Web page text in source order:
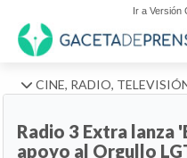
Ir a Versión
CINE, RADIO,
Radio 3 Extra lanza
apoyo al Orgullo